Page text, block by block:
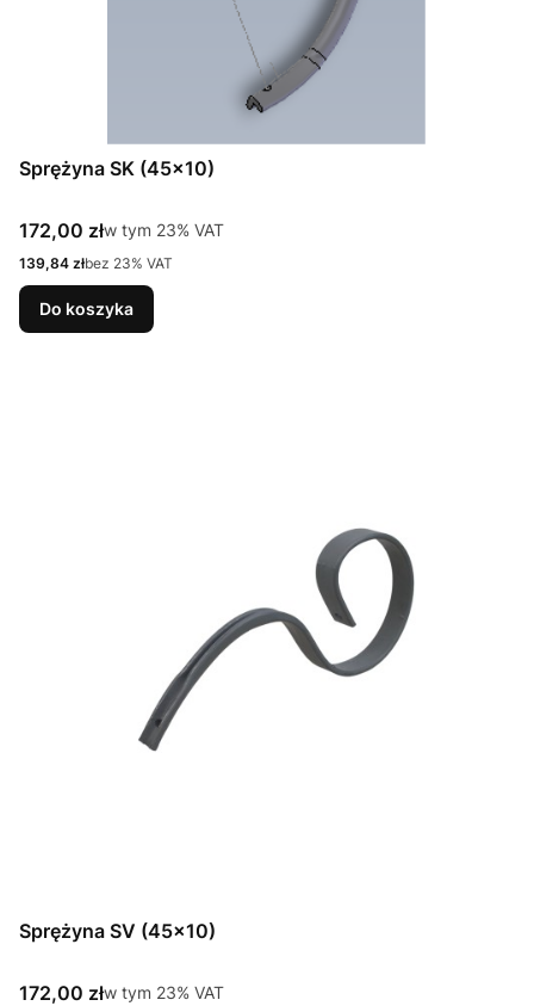
Sprężyna SK (45x10)
Cena brutto
172,00 złw tym %s VAT
w tym 23% VAT
Cena netto
139,84 złbez 23% VAT
Do koszyka
Sprężyna SV (45x10)
Cena brutto
172,00 złw tym %s VAT
w tym 23% VAT